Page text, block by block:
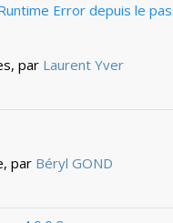
Error depuis le
par Laurent Yver
par Béryl GOND